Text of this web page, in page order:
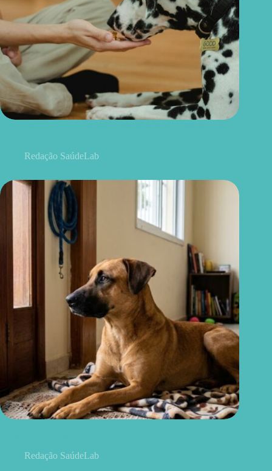
Redação SaúdeLab
Redação SaúdeLab